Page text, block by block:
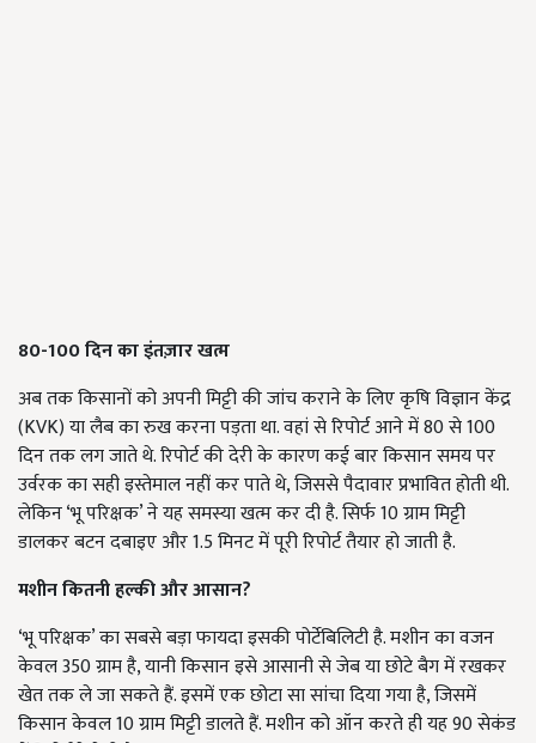
80-100 दिन का इंतज़ार खत्म
अब तक किसानों को अपनी मिट्टी की जांच कराने के लिए कृषि विज्ञान केंद्र
(KVK) या लैब का रुख करना पड़ता था. वहां से रिपोर्ट आने में 80 से 100
दिन तक लग जाते थे. रिपोर्ट की देरी के कारण कई बार किसान समय पर
उर्वरक का सही इस्तेमाल नहीं कर पाते थे, जिससे पैदावार प्रभावित होती थी.
लेकिन ‘भू परिक्षक’ ने यह समस्या खत्म कर दी है. सिर्फ 10 ग्राम मिट्टी
डालकर बटन दबाइए और 1.5 मिनट में पूरी रिपोर्ट तैयार हो जाती है.
मशीन कितनी हल्की और आसान?
‘भू परिक्षक’ का सबसे बड़ा फायदा इसकी पोर्टेबिलिटी है. मशीन का वजन
केवल 350 ग्राम है, यानी किसान इसे आसानी से जेब या छोटे बैग में रखकर
खेत तक ले जा सकते हैं. इसमें एक छोटा सा सांचा दिया गया है, जिसमें
किसान केवल 10 ग्राम मिट्टी डालते हैं. मशीन को ऑन करते ही यह 90 सेकंड